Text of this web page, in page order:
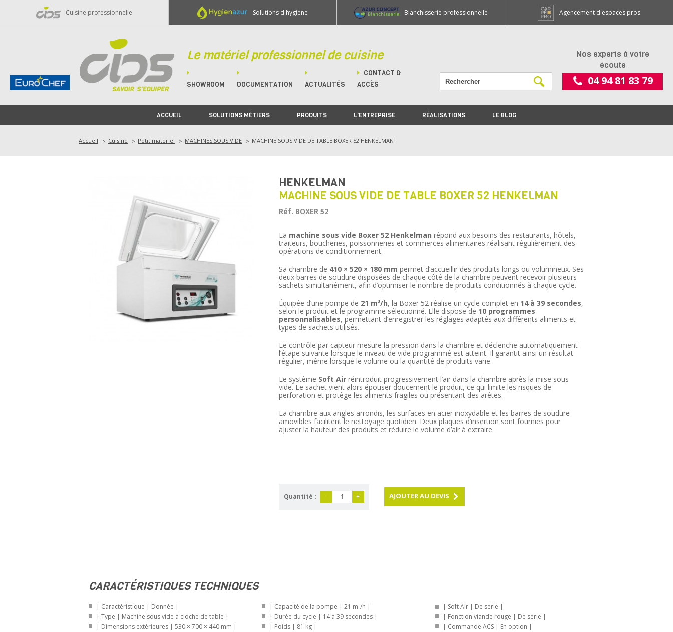
Cuisine professionnelle Solutions d'hygiène Blanchisserie professionnelle Agencement d'espaces pros
Le matériel professionnel de cuisine
SHOWROOM DOCUMENTATION ACTUALITÉS
CONTACT &
ACCÈS
Nos experts à votre
écoute
04 94 81 83 79
ACCUEIL SOLUTIONS MÉTIERS PRODUITS L'ENTREPRISE RÉALISATIONS LE BLOG
Accueil Cuisine Petit matériel MACHINES SOUS VIDE MACHINE SOUS VIDE DE TABLE BOXER 52 HENKELMAN
HENKELMAN
MACHINE SOUS VIDE DE TABLE BOXER 52 HENKELMAN
Réf. BOXER 52
La machine sous vide Boxer 52 Henkelman répond aux besoins des restaurants, hôtels,
traiteurs, boucheries, poissonneries et commerces alimentaires réalisant régulièrement des
opérations de conditionnement.
Sa chambre de 410 × 520 × 180 mm permet d’accueillir des produits longs ou volumineux. Ses
deux barres de soudure disposées de chaque côté de la chambre peuvent recevoir plusieurs
sachets simultanément, afin d’optimiser le nombre de produits conditionnés à chaque cycle.
Équipée d’une pompe de 21 m³/h, la Boxer 52 réalise un cycle complet en 14 à 39 secondes,
selon le produit et le programme sélectionné. Elle dispose de 10 programmes
personnalisables, permettant d’enregistrer les réglages adaptés aux différents aliments et
types de sachets utilisés.
Le contrôle par capteur mesure la pression dans la chambre et déclenche automatiquement
l’étape suivante lorsque le niveau de vide programmé est atteint. Il garantit ainsi un résultat
régulier, même lorsque le volume ou la quantité de produits varie.
Le système Soft Airréintroduit progressivement l’air dans la chambre après la mise sous
vide. Le sachet vient alors épouser doucement le produit, ce qui limite les risques de
perforation et protège les aliments fragiles ou présentant des arêtes.
La chambre aux angles arrondis, les surfaces en acier inoxydable et les barres de soudure
amovibles facilitent le nettoyage quotidien. Deux plaques d’insertion sont fournies pour
ajuster la hauteur des produits et réduire le volume d’air à extraire.
Quantité : - + AJOUTER AU DEVIS
CARACTÉRISTIQUES TECHNIQUES
| Caractéristique | Donnée |
| Type | Machine sous vide à cloche de table |
| Dimensions extérieures | 530 × 700 × 440 mm |
| Capacité de la pompe | 21 m³/h |
| Durée du cycle | 14 à 39 secondes |
| Poids | 81 kg |
| Soft Air | De série |
| Fonction viande rouge | De série |
| Commande ACS | En option |
Panneau de gestion des cookies